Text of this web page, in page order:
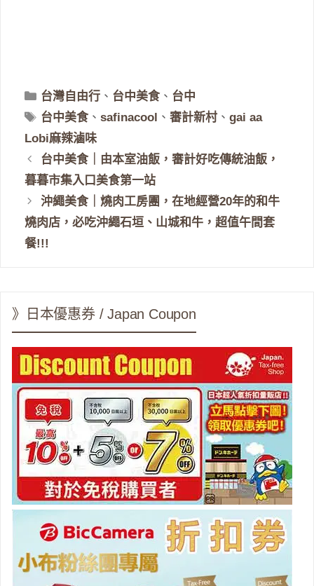
分
類
台灣自由行 、 台中美食、 台中
標
籤
台中美食、safinacool 、審計新村 、gai aa
Lobi麻辣滷味
台中美食｜由本室油飯，審計好吃傳統油飯，
暮暮市集入口美食第一站
沖繩美食｜燒肉工房團，在地經營20年的和牛
燒肉店，必吃沖繩石垣、山城和牛，超值午間套
餐!!!
》日本優惠券 / Japan Coupon